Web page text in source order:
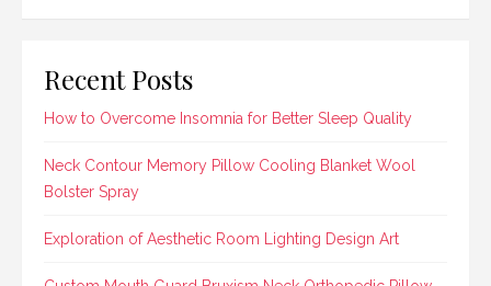
Recent Posts
How to Overcome Insomnia for Better Sleep Quality
Neck Contour Memory Pillow Cooling Blanket Wool
Bolster Spray
Exploration of Aesthetic Room Lighting Design Art